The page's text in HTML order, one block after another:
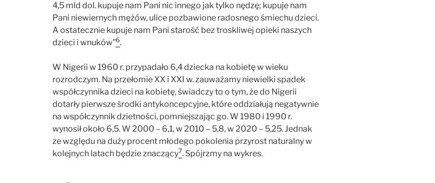
4,5 mld dol. kupuje nam Pani nic innego jak tylko nędzę; kupuje nam
Pani niewiernych mężów, ulice pozbawione radosnego śmiechu dzieci.
A ostatecznie kupuje nam Pani starość bez troskliwej opieki naszych
dzieci i wnuków”6.
W Nigerii w 1960 r. przypadało 6,4 dziecka na kobietę w wieku
rozrodczym. Na przełomie XX i XXI w. zauważamy niewielki spadek
współczynnika dzieci na kobietę, świadczy to o tym, że do Nigerii
dotarły pierwsze środki antykoncepcyjne, które oddziałują negatywnie
na współczynnik dzietności, pomniejszając go. W 1980 i 1990 r.
wynosił około 6,5. W 2000 – 6,1, w 2010 – 5,8, w 2020 – 5,25. Jednak
ze względu na duży procent młodego pokolenia przyrost naturalny w
kolejnych latach będzie znaczący7. Spójrzmy na wykres.